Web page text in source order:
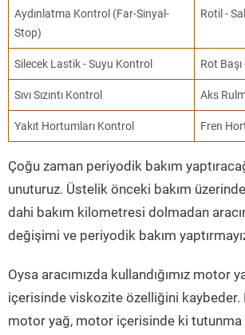
Aydınlatma Kontrol (Far-Sinyal-
Stop)
Rotil -
Silecek Lastik - Suyu Kontrol Rot
Sıvı Sızıntı Kontrol Aks
Yakıt Hortumları Kontrol Fren
Çoğu zaman periyodik bakım
unuturuz. Üstelik önceki bakım
dahi bakım kilometresi dolmadan
değişimi ve periyodik bakım
Oysa aracımızda kullandığımız motor
içerisinde viskozite özelliğini kaybeder.
motor yağ, motor içerisinde ki tutunma